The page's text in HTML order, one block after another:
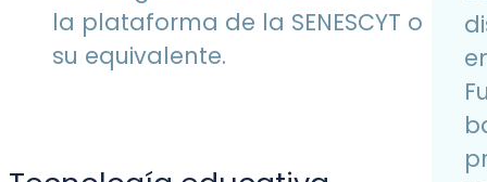
la plataforma de la SENESCYT o
su equivalente.